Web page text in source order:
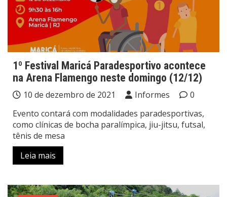
1º Festival Maricá Paradesportivo acontece
na Arena Flamengo neste domingo (12/12)
10 de dezembro de 2021 Informes
0
Evento contará com modalidades paradesportivas,
como clínicas de bocha paralímpica, jiu-jitsu, futsal,
tênis de mesa
Leia mais